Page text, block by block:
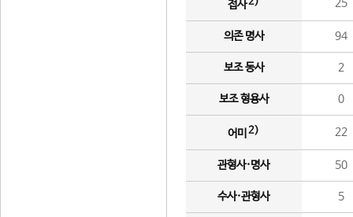
접사 25
의존 명사 94
보조 동사 2
보조 형용사 0
어미 2) 22
관형사·명사 50
수사·관형사 5